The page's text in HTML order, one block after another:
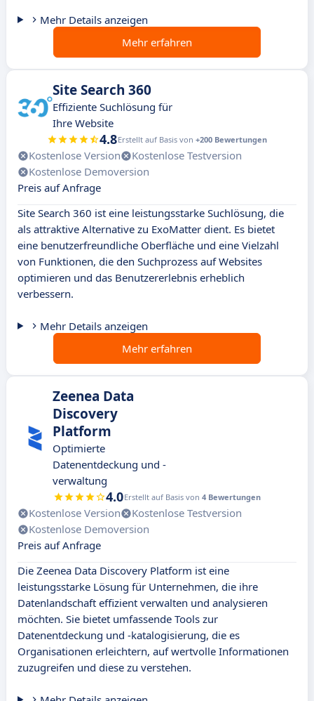
Mehr Details anzeigen
Mehr erfahren
Site Search 360
Effiziente Suchlösung für
Ihre Website
4.8Erstellt auf Basis von +200 Bewertungen
Kostenlose Version
Kostenlose Testversion
Kostenlose Demoversion
Preis auf Anfrage
Site Search 360 ist eine leistungsstarke Suchlösung, die
als attraktive Alternative zu ExoMatter dient. Es bietet
eine benutzerfreundliche Oberfläche und eine Vielzahl
von Funktionen, die den Suchprozess auf Websites
optimieren und das Benutzererlebnis erheblich
verbessern.
Mehr Details anzeigen
Mehr erfahren
Zeenea Data
Discovery
Platform
Optimierte
Datenentdeckung und -
verwaltung
4.0Erstellt auf Basis von 4 Bewertungen
Kostenlose Version
Kostenlose Testversion
Kostenlose Demoversion
Preis auf Anfrage
Die Zeenea Data Discovery Platform ist eine
leistungsstarke Lösung für Unternehmen, die ihre
Datenlandschaft effizient verwalten und analysieren
möchten. Sie bietet umfassende Tools zur
Datenentdeckung und -katalogisierung, die es
Organisationen erleichtern, auf wertvolle Informationen
zuzugreifen und diese zu verstehen.